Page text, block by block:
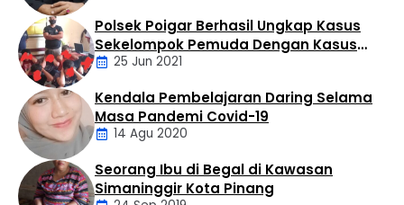
Artikel
Daerah
Polsek Poigar Berhasil Ungkap Kasus
Sekelompok Pemuda Dengan Kasus
Pencabulan
25 Jun 2021
Artikel
Kendala Pembelajaran Daring Selama
Masa Pandemi Covid-19
14 Agu 2020
Seorang Ibu di Begal di Kawasan
Simaninggir Kota Pinang